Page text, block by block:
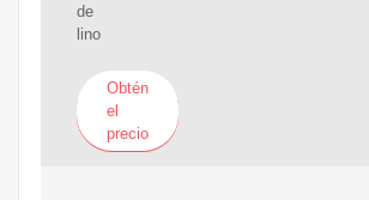
de
lino
Obtén
el
precio